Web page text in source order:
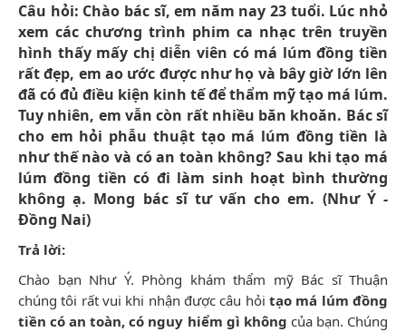
Câu hỏi: Chào bác sĩ, em năm nay 23 tuổi. Lúc nhỏ
xem các chương trình phim ca nhạc trên truyền
hình thấy mấy chị diễn viên có má lúm đồng tiền
rất đẹp, em ao ước được như họ và bây giờ lớn lên
đã có đủ điều kiện kinh tế để thẩm mỹ tạo má lúm.
Tuy nhiên, em vẫn còn rất nhiều băn khoăn. Bác sĩ
cho em hỏi phẫu thuật tạo má lúm đồng tiền là
như thế nào và có an toàn không? Sau khi tạo má
lúm đồng tiền có đi làm sinh hoạt bình thường
không ạ. Mong bác sĩ tư vấn cho em. (Như Ý -
Đồng Nai)
Trả lời:
Chào bạn Như Ý. Phòng khám thẩm mỹ Bác sĩ Thuận
chúng tôi rất vui khi nhận được câu hỏi tạo má lúm đồng
tiền có an toàn, có nguy hiểm gì không của bạn. Chúng